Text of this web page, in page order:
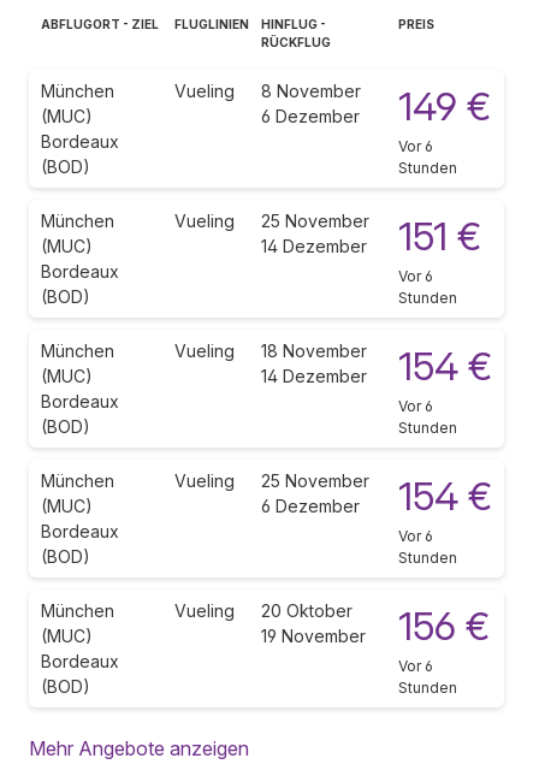
ABFLUGORT - ZIEL FLUGLINIEN
HINFLUG -
RÜCKFLUG
PREIS
München
(MUC)
Bordeaux
(BOD)
Vueling
8 November
6 Dezember
149 €
Vor 6
Stunden
München
(MUC)
Bordeaux
(BOD)
Vueling
25 November
14 Dezember
151 €
Vor 6
Stunden
München
(MUC)
Bordeaux
(BOD)
Vueling
18 November
14 Dezember
154 €
Vor 6
Stunden
München
(MUC)
Bordeaux
(BOD)
Vueling
25 November
6 Dezember
154 €
Vor 6
Stunden
München
(MUC)
Bordeaux
(BOD)
Vueling
20 Oktober
19 November
156 €
Vor 6
Stunden
Mehr Angebote anzeigen